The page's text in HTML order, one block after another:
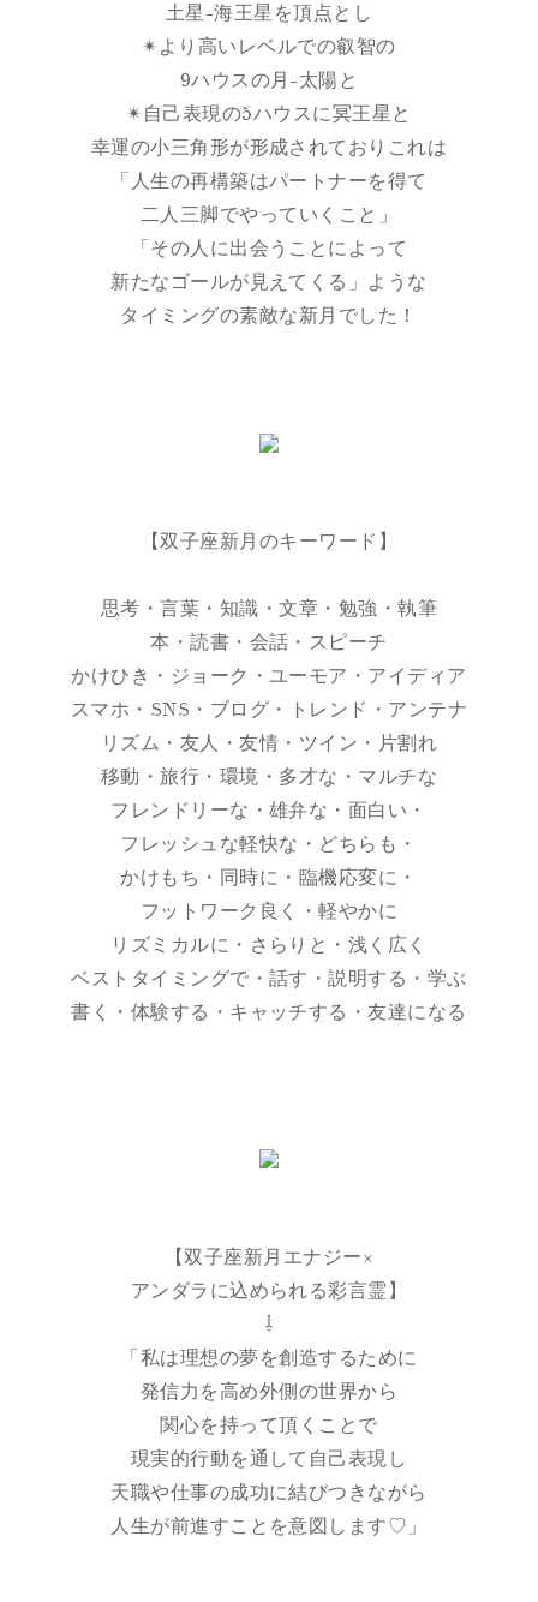
土星-海王星を頂点とし
✴︎より高いレベルでの叡智の
9ハウスの月-太陽と
✴︎自己表現の5ハウスに冥王星と
幸運の小三角形が形成されておりこれは
「人生の再構築はパートナーを得て
二人三脚でやっていくこと」
「その人に出会うことによって
新たなゴールが見えてくる」ような
タイミングの素敵な新月でした！
【双子座新月のキーワード】
思考・言葉・知識・文章・勉強・執筆
本・読書・会話・スピーチ
かけひき・ジョーク・ユーモア・アイディア
スマホ・SNS・ブログ・トレンド・アンテナ
リズム・友人・友情・ツイン・片割れ
移動・旅行・環境・多才な・マルチな
フレンドリーな・雄弁な・面白い・
フレッシュな軽快な・どちらも・
かけもち・同時に・臨機応変に・
フットワーク良く・軽やかに
リズミカルに・さらりと・浅く広く
ベストタイミングで・話す・説明する・学ぶ
書く・体験する・キャッチする・友達になる
【双子座新月エナジー×
アンダラに込められる彩言霊】
⇩
「私は理想の夢を創造するために
発信力を高め外側の世界から
関心を持って頂くことで
現実的行動を通して自己表現し
天職や仕事の成功に結びつきながら
人生が前進すことを意図します♡」